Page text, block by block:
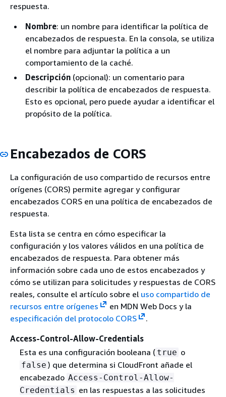
respuesta.
Nombre: un nombre para identificar la política de
encabezados de respuesta. En la consola, se utiliza
el nombre para adjuntar la política a un
comportamiento de la caché.
Descripción (opcional): un comentario para
describir la política de encabezados de respuesta.
Esto es opcional, pero puede ayudar a identificar el
propósito de la política.
Encabezados de CORS
La configuración de uso compartido de recursos entre
orígenes (CORS) permite agregar y configurar
encabezados CORS en una política de encabezados de
respuesta.
Esta lista se centra en cómo especificar la
configuración y los valores válidos en una política de
encabezados de respuesta. Para obtener más
información sobre cada uno de estos encabezados y
cómo se utilizan para solicitudes y respuestas de CORS
reales, consulte el artículo sobre el uso compartido de
recursos entre orígenes
en MDN Web Docs y la
especificación del protocolo CORS
.
Access-Control-Allow-Credentials
Esta es una configuración booleana ( true o
false ) que determina si CloudFront añade el
encabezado Access-Control-Allow-
Credentials en las respuestas a las solicitudes